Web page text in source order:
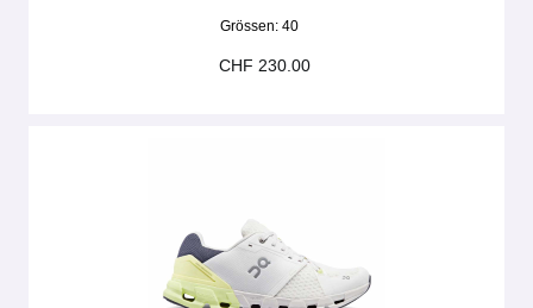
Grössen: 40
CHF 230.00